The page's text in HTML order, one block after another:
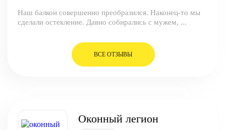
Наш балкон совершенно преобразился. Наконец-то мы
сделали остекление. Давно собирались с мужем, ...
ВСЕ ОТЗЫВЫ
Оконный легион